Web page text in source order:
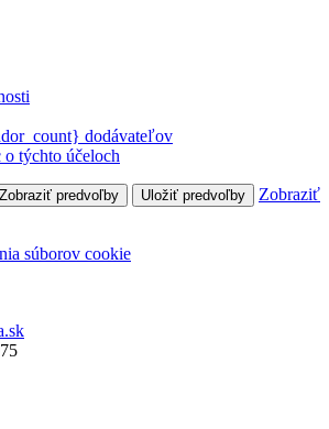
dodávateľov
o týchto účeloch
Zobraziť predvoľby Uložiť predvoľby
Zobraziť
súborov cookie